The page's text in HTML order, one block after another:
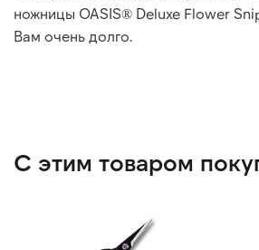
ножницы OASIS® Deluxe Flower
Вам очень долго.
С этим товаром